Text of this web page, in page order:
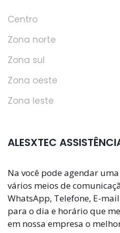
Centro
Zona norte
Zona sul
Zona oeste
Zona leste
ALESXTEC
Na você pode agendar
vários meios de
WhatsApp, Telefone, E-
para o dia e horário que
em nossa empresa o